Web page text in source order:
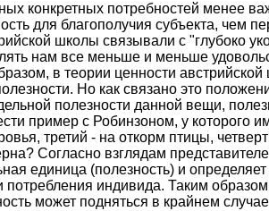
конкретных потребностей менее
для благополучия субъекта, чем
школы связывали с "глубоко
нам все меньше и меньше
в теории ценности
Но как связано это
полезности данной вещи,
пример с Робинзоном, у которого
третий - на откорм птицы,
Согласно взглядам
единица (полезность) и
индивида. Таким
может подняться в крайнем